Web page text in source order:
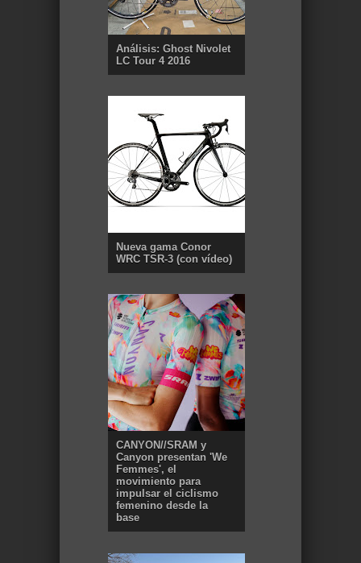
Análisis: Ghost Nivolet
LC Tour 4 2016
Nueva gama Conor
WRC TSR-3 (con vídeo)
CANYON//SRAM y
Canyon presentan 'We
Femmes', el
movimiento para
impulsar el ciclismo
femenino desde la
base